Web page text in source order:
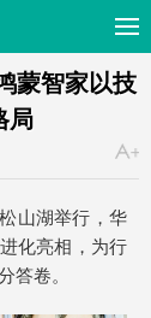
蒙智家以技
局
山湖举行，华
化亮相，为行
答卷。